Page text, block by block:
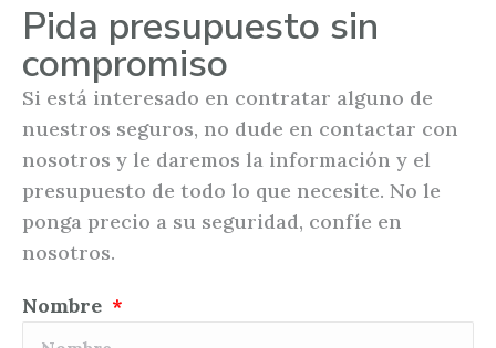
Pida presupuesto sin
compromiso
Si está interesado en contratar alguno de
nuestros seguros, no dude en contactar con
nosotros y le daremos la información y el
presupuesto de todo lo que necesite. No le
ponga precio a su seguridad, confíe en
nosotros.
Nombre